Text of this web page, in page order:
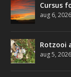
Cursus
aug 6, 2026
Rotzooi
aug 5, 2026